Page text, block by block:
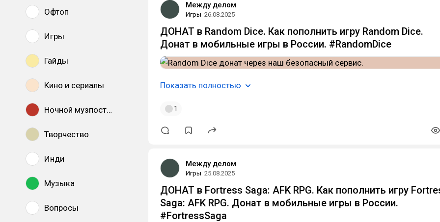
Офтоп
Игры
Гайды
Кино и сериалы
Ночной музпостинг
Творчество
Инди
Музыка
Вопросы
Между делом
Игры 26.08.2025
ДОНАТ в Random Dice. Как пополнить игру Random Dice.
Донат в мобильные игры в России. #RandomDice
Показать полностью
1
Между делом
Игры 25.08.2025
ДОНАТ в Fortress Saga: AFK RPG. Как пополнить игру
Saga: AFK RPG. Донат в мобильные игры в России.
#FortressSaga